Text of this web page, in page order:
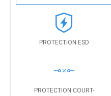
PROTECTION ESD
PROTECTION COURT-